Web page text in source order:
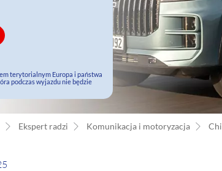
terytorialnym Europa i państwa
podczas wyjazdu nie będzie
Ekspert radzi Komunikacja i motoryzacja